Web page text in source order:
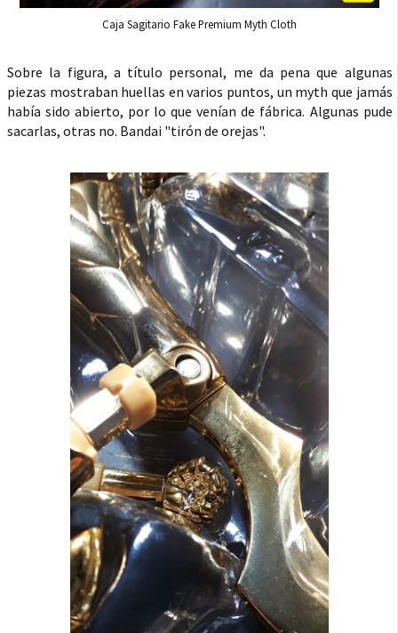
Caja Sagitario Fake Premium Myth Cloth
Sobre la figura, a título personal, me da pena que algunas
piezas mostraban huellas en varios puntos, un myth que jamás
había sido abierto, por lo que venían de fábrica. Algunas pude
sacarlas, otras no. Bandai "tirón de orejas".